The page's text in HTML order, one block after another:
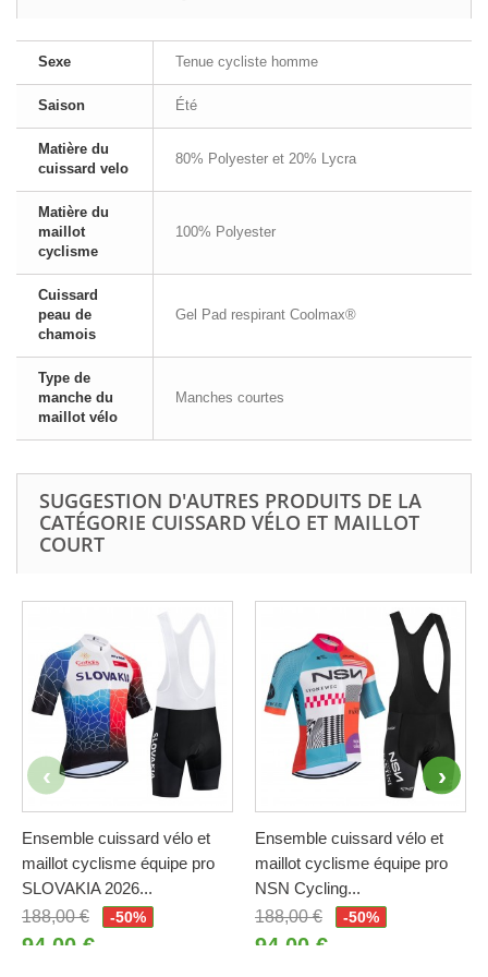
Sexe Tenue cycliste homme
Saison Été
Matière du
cuissard velo
80% Polyester et 20% Lycra
Matière du
maillot
cyclisme
100% Polyester
Cuissard
peau de
chamois
Gel Pad respirant Coolmax®
Type de
manche du
maillot vélo
Manches courtes
SUGGESTION D'AUTRES PRODUITS DE LA
CATÉGORIE CUISSARD VÉLO ET MAILLOT
COURT
Ensemble cuissard vélo et
maillot cyclisme équipe pro
SLOVAKIA 2026...
188,00 €
-50%
94,00 €
Ensemble cuissard vélo et
maillot cyclisme équipe pro
NSN Cycling...
188,00 €
-50%
94,00 €